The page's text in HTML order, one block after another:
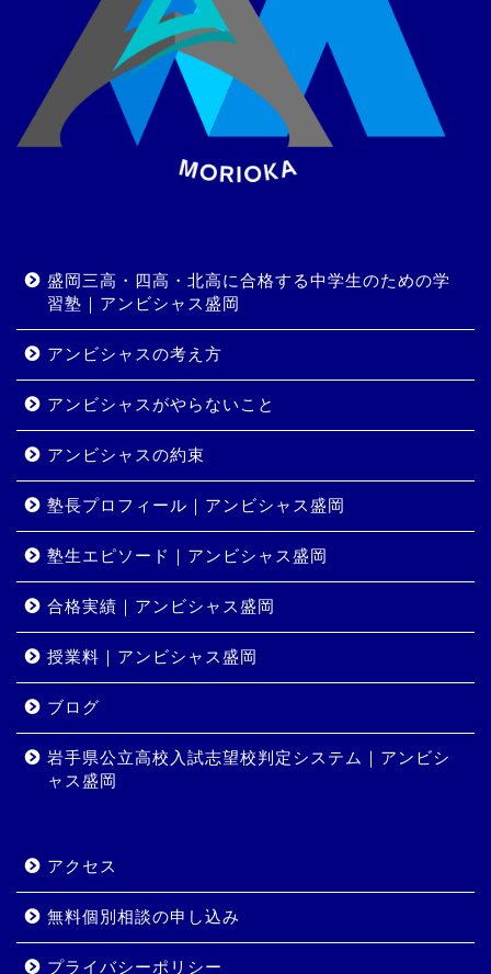
盛岡三高・四高・北高に合格する中学生のための学
習塾｜アンビシャス盛岡
アンビシャスの考え方
アンビシャスがやらないこと
アンビシャスの約束
塾長プロフィール｜アンビシャス盛岡
塾生エピソード｜アンビシャス盛岡
合格実績｜アンビシャス盛岡
授業料｜アンビシャス盛岡
ブログ
岩手県公立高校入試志望校判定システム｜アンビシ
ャス盛岡
アクセス
無料個別相談の申し込み
プライバシーポリシー
コース・料金
岩手県公立高校入試志望校
判定システム｜アンビシャ